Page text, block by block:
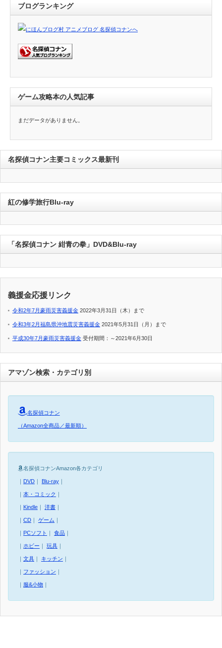
ブログランキング
ゲーム攻略本の人気記事
まだデータがありません。
名探偵コナン主要コミックス最新刊
紅の修学旅行Blu-ray
「名探偵コナン 紺青の拳」DVD&Blu-ray
義援金応援リンク
令和2年7月豪雨災害義援金 2022年3月31日（木）まで
令和3年2月福島県沖地震災害義援金 2021年5月31日（月）まで
平成30年7月豪雨災害義援金 受付期間：～2021年6月30日
アマゾン検索・カテゴリ別
名探偵コナン
（Amazon全商品／最新順）
名探偵コナンAmazon各カテゴリ
｜ DVD ｜ Blu-ray ｜
｜ 本・コミック ｜
｜ Kindle ｜ 洋書 ｜
｜ CD ｜ ゲーム ｜
｜ PCソフト ｜ 食品 ｜
｜ ホビー ｜ 玩具 ｜
｜ 文具 ｜ キッチン ｜
｜ ファッション ｜
｜ 服&小物 ｜